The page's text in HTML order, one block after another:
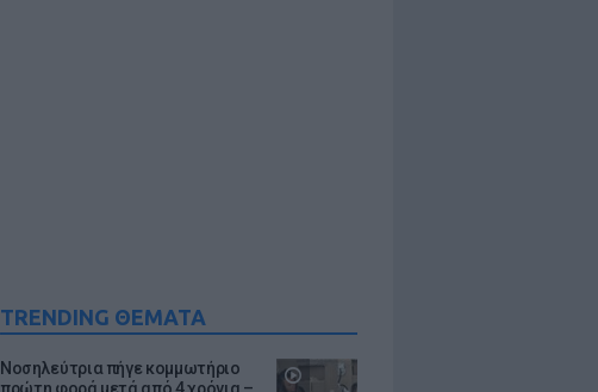
TRENDING ΘΕΜΑΤΑ
Νοσηλεύτρια πήγε κομμωτήριο